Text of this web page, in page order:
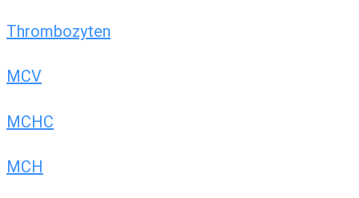
Thrombozyten
MCV
MCHC
MCH